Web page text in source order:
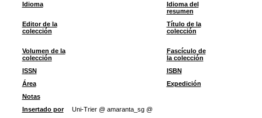
Idioma
Idioma del
resumen
Editor de la
colección
Título de la
colección
Volumen de la
colección
Fascículo de
la colección
ISSN
ISBN
Área
Expedición
Notas
Insertado por
Uni-Trier @ amaranta_sg @